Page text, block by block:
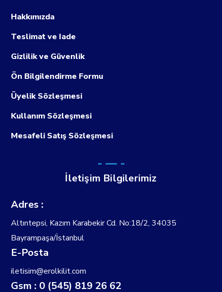
Hakkımızda
Teslimat ve Iade
Gizlilik ve Güvenlik
Ön Bilgilendirme Formu
Üyelik Sözleşmesi
Kullanım Sözleşmesi
Mesafeli Satış Sözleşmesi
İletişim Bilgilerimiz
Adres :
Altıntepsi, Kazım Karabekir Cd. No:18/2, 34035
Bayrampaşa/İstanbul
E-Posta
iletisim@erolkilit.com
Gsm : 0 (545) 819 26 62